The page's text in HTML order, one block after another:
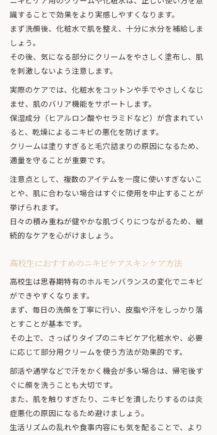
識することで効果をより実感しやすくなります。
まず洗顔後、化粧水で肌を整え、十分に水分を補給しま
しょう。
その後、気になる部分にクリームをやさしく塗布し、肌
を刺激しないよう注意します。
実際のケアでは、化粧水をコットンや手でやさしくなじ
ませ、肌のバリア機能をサポートします。
保湿成分（ヒアルロン酸やセラミドなど）が含まれてい
ると、乾燥によるニキビの悪化を防げます。
クリームは塗りすぎると毛穴詰まりの原因になるため、
適量を守ることが重要です。
注意点として、複数のアイテムを一度に使いすぎないこ
とや、肌に合わない場合はすぐに使用を中止することが
挙げられます。
日々の積み重ねが健やかな肌づくりにつながるため、継
続的なケアを心がけましょう。
高校生におすすめのニキビケアスキンケア方法
高校生は思春期特有のホルモンバランスの変化でニキビ
ができやすくなります。
まず、毎日の洗顔を丁寧に行い、皮脂や汗をしっかり落
とすことが基本です。
その上で、さっぱりタイプのニキビケア化粧水や、必要
に応じて部分用クリームを使う方法が効果的です。
部活や通学などで汗をかく機会が多い場合は、帰宅後す
ぐに顔を洗うことも大切です。
また、肌を触りすぎたり、ニキビを潰したりするのは炎
症悪化の原因になるため避けましょう。
生活リズムの乱れや食事内容にも気を配ることで、より